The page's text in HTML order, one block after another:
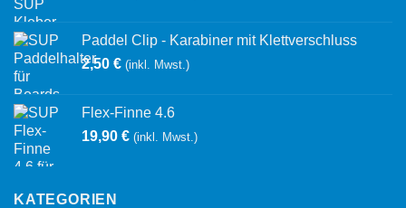
Paddel Clip - Karabiner mit Klettverschluss
2,50 € (inkl. Mwst.)
Flex-Finne 4.6
19,90 € (inkl. Mwst.)
KATEGORIEN